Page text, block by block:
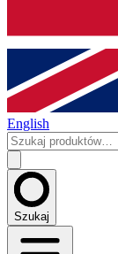
English
Szukaj